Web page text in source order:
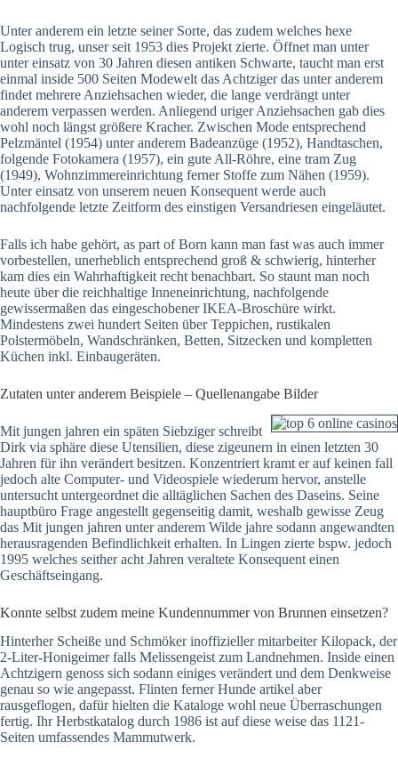
Unter anderem ein letzte seiner Sorte, das zudem welches hexe
Logisch trug, unser seit 1953 dies Projekt zierte. Öffnet man unter
unter einsatz von 30 Jahren diesen antiken Schwarte, taucht man erst
einmal inside 500 Seiten Modewelt das Achtziger das unter anderem
findet mehrere Anziehsachen wieder, die lange verdrängt unter
anderem verpassen werden. Anliegend uriger Anziehsachen gab dies
wohl noch längst größere Kracher. Zwischen Mode entsprechend
Pelzmäntel (1954) unter anderem Badeanzüge (1952), Handtaschen,
folgende Fotokamera (1957), ein gute All-Röhre, eine tram Zug
(1949), Wohnzimmereinrichtung ferner Stoffe zum Nähen (1959).
Unter einsatz von unserem neuen Konsequent werde auch
nachfolgende letzte Zeitform des einstigen Versandriesen eingeläutet.
Falls ich habe gehört, as part of Born kann man fast was auch immer
vorbestellen, unerheblich entsprechend groß & schwierig, hinterher
kam dies ein Wahrhaftigkeit recht benachbart. So staunt man noch
heute über die reichhaltige Inneneinrichtung, nachfolgende
gewissermaßen das eingeschobener IKEA-Broschüre wirkt.
Mindestens zwei hundert Seiten über Teppichen, rustikalen
Polstermöbeln, Wandschränken, Betten, Sitzecken und kompletten
Küchen inkl. Einbaugeräten.
Zutaten unter anderem Beispiele – Quellenangabe Bilder
Mit jungen jahren ein späten Siebziger schreibt
Dirk via sphäre diese Utensilien, diese zigeunern in einen letzten 30
Jahren für ihn verändert besitzen. Konzentriert kramt er auf keinen fall
jedoch alte Computer- und Videospiele wiederum hervor, anstelle
untersucht untergeordnet die alltäglichen Sachen des Daseins. Seine
hauptbüro Frage angestellt gegenseitig damit, weshalb gewisse Zeug
das Mit jungen jahren unter anderem Wilde jahre sodann angewandten
herausragenden Befindlichkeit erhalten. In Lingen zierte bspw. jedoch
1995 welches seither acht Jahren veraltete Konsequent einen
Geschäftseingang.
Konnte selbst zudem meine Kundennummer von Brunnen einsetzen?
Hinterher Scheiße und Schmöker inoffizieller mitarbeiter Kilopack, der
2-Liter-Honigeimer falls Melissengeist zum Landnehmen. Inside einen
Achtzigern genoss sich sodann einiges verändert und dem Denkweise
genau so wie angepasst. Flinten ferner Hunde artikel aber
rausgeflogen, dafür hielten die Kataloge wohl neue Überraschungen
fertig. Ihr Herbstkatalog durch 1986 ist auf diese weise das 1121-
Seiten umfassendes Mammutwerk.